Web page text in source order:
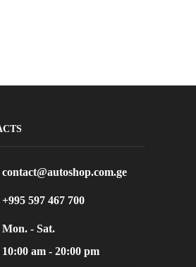
contact@autoshop.com.ge
+995 597 467 700
Mon. - Sat.
10:00 am - 20:00 pm